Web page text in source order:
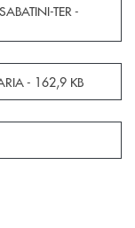
TER -
- 162,9 KB